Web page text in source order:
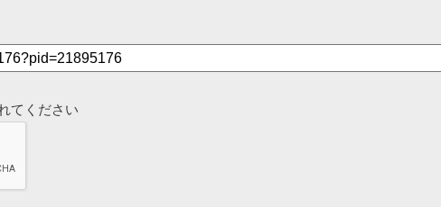
てください